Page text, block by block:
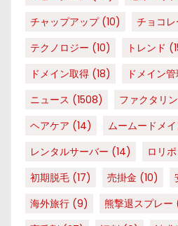
チャップアップ(10) チョコレ
テクノロジー (10) トレンド
ドメイン取得 (18) ドメイン
ニュース (1508) ファクタリ
ヘアケア (14) ムームードメ
レンタルサーバー (14) ロリ
初期脱毛 (17) 売掛金 (10)
海外旅行 (9) 熊撃退スプレー